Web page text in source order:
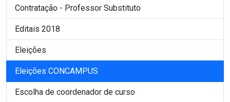
Contratação - Professor Substituto
Editais 2018
Eleições
Eleições CONCAMPUS
Escolha de coordenador de curso